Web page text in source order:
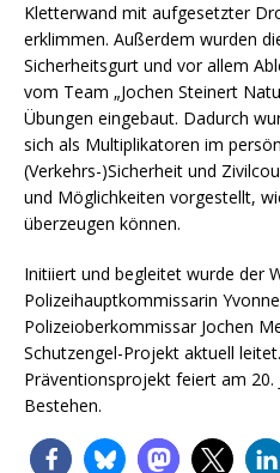
Kletterwand mit aufgesetzter
erklimmen. Außerdem wurden
Sicherheitsgurt und vor allem
vom Team „Jochen Steinert
Übungen eingebaut. Dadurch
sich als Multiplikatoren im
(Verkehrs-)Sicherheit und
und Möglichkeiten vorgestellt,
überzeugen können.
Initiiert und begleitet wurde der
Polizeihauptkommissarin
Polizeioberkommissar Jochen
Schutzengel-Projekt aktuell
Präventionsprojekt feiert am 20.
Bestehen.